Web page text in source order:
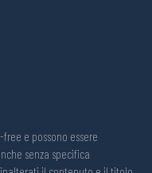
e possono essere
senza specifica